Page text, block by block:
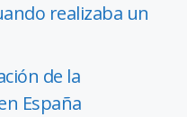
realizaba un
de la
España